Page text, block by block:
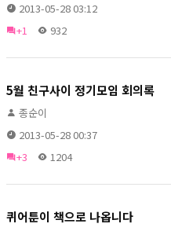
2013-05-28 03:12
+1
932
5월 친구사이 정기모임 회의록
종순이
2013-05-28 00:37
+3
1204
퀴어툰이 책으로 나옵니다